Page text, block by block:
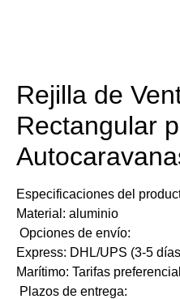
​​Rejilla de
Rectangular
​Especificaciones del
Material: aluminio
​Opciones de envío:
​Express: DHL/UPS (3-5
​Marítimo: Tarifas
​Plazos de entrega: